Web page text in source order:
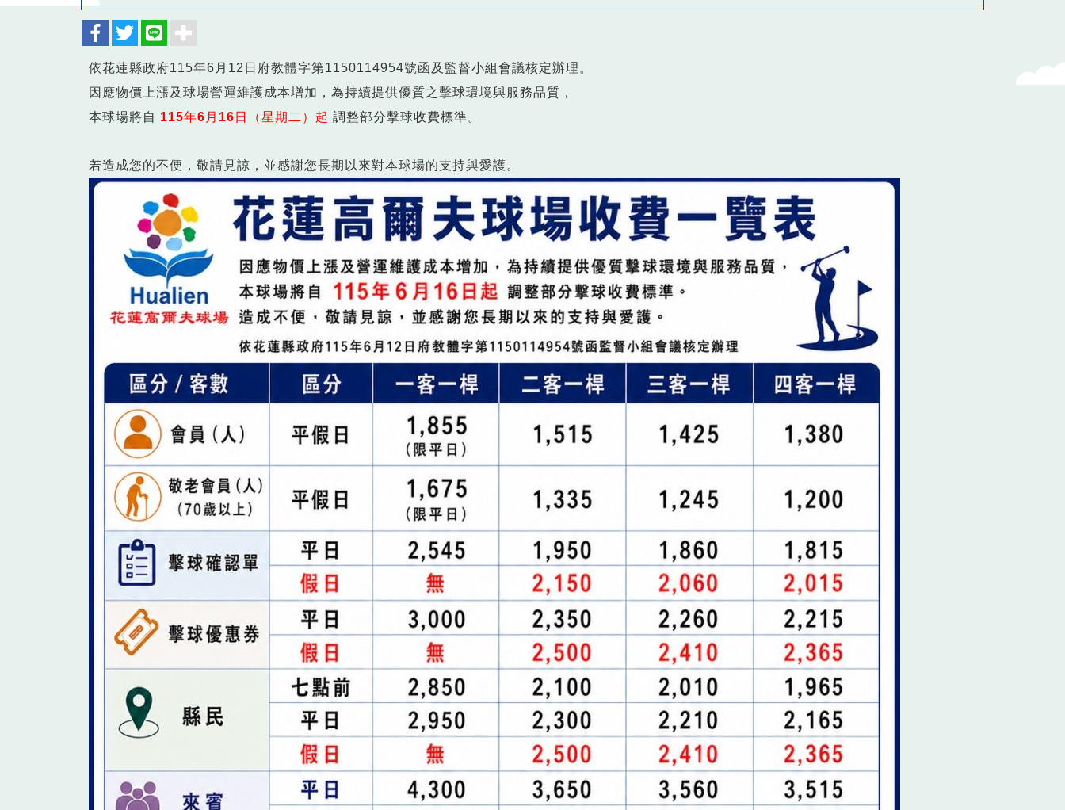
依花蓮縣政府115年6月12日府教體字第1150114954號函及監督小組會議核定辦理。
因應物價上漲及球場營運維護成本增加，為持續提供優質之擊球環境與服務品質，
本球場將自 115年6月16日（星期二）起 調整部分擊球收費標準。
若造成您的不便，敬請見諒，並感謝您長期以來對本球場的支持與愛護。